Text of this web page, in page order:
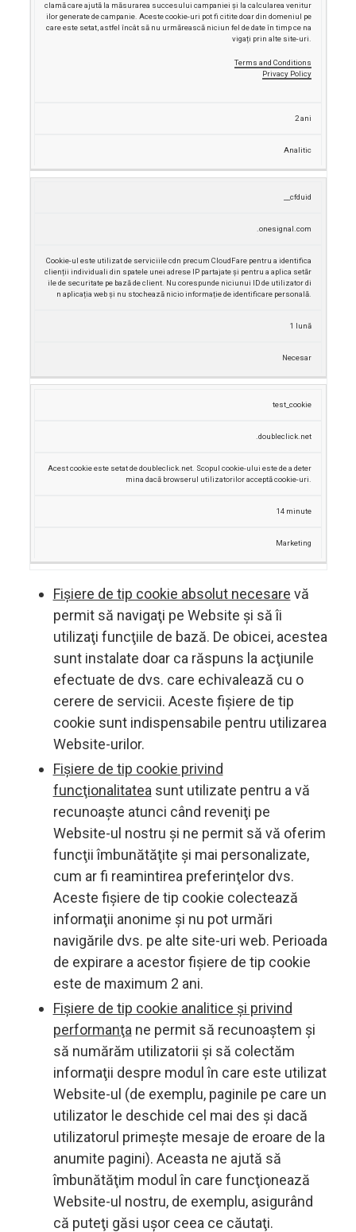
clamă care ajută la măsurarea succesului campaniei și la calcularea venitur
ilor generate de campanie.Aceste cookie-uri pot fi citite doar din domeniul pe
care este setat, astfel încât să nu urmărească niciun fel de date în timp ce na
vigați prin alte site-uri.
Terms and Conditions
Privacy Policy
2 ani
Analitic
__cfduid
.onesignal.com
Cookie-ul este utilizat de serviciile cdn precum CloudFare pentru a identifica
clienții individuali din spatele unei adrese IP partajate și pentru a aplica setăr
ile de securitate pe bază de client. Nu corespunde niciunui ID de utilizator di
n aplicația web și nu stochează nicio informație de identificare personală.
1 lună
Necesar
test_cookie
.doubleclick.net
Acest cookie este setat de doubleclick.net. Scopul cookie-ului este de a deter
mina dacă browserul utilizatorilor acceptă cookie-uri.
14 minute
Marketing
Fișiere de tip cookie absolut necesare vă
permit să navigaţi pe Website și să îi
utilizaţi funcţiile de bază. De obicei, acestea
sunt instalate doar ca răspuns la acţiunile
efectuate de dvs. care echivalează cu o
cerere de servicii. Aceste fișiere de tip
cookie sunt indispensabile pentru utilizarea
Website-urilor.
Fișiere de tip cookie privind
funcţionalitatea sunt utilizate pentru a vă
recunoaște atunci când reveniţi pe
Website-ul nostru și ne permit să vă oferim
funcţii îmbunătăţite și mai personalizate,
cum ar fi reamintirea preferinţelor dvs.
Aceste fișiere de tip cookie colectează
informaţii anonime și nu pot urmări
navigările dvs. pe alte site-uri web. Perioada
de expirare a acestor fișiere de tip cookie
este de maximum 2 ani.
Fișiere de tip cookie analitice și privind
performanţa ne permit să recunoaștem și
să numărăm utilizatorii și să colectăm
informaţii despre modul în care este utilizat
Website-ul (de exemplu, paginile pe care un
utilizator le deschide cel mai des și dacă
utilizatorul primește mesaje de eroare de la
anumite pagini). Aceasta ne ajută să
îmbunătăţim modul în care funcţionează
Website-ul nostru, de exemplu, asigurând
că puteţi găsi ușor ceea ce căutaţi.